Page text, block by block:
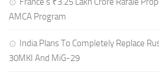
AMCA Program
India Plans To Completely Replace
30MKI And MiG-29